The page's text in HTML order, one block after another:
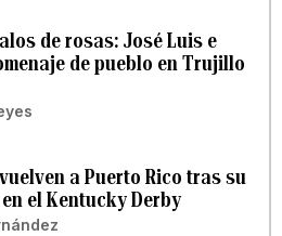
de rosas: José Luis e
de pueblo en Trujillo
a Puerto Rico tras su
el Kentucky Derby